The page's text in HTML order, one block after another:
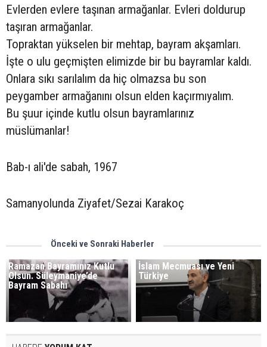
Evlerden evlere taşınan armağanlar. Evleri doldurup
taşıran armağanlar.
Topraktan yükselen bir mehtap, bayram akşamları.
İşte o ulu geçmişten elimizde bir bu bayramlar kaldı.
Onlara sıkı sarılalım da hiç olmazsa bu son
peygamber armağanını olsun elden kaçırmıyalım.
Bu şuur içinde kutlu olsun bayramlarınız
müslümanlar!
Bab-ı ali'de sabah, 1967
Samanyolunda Ziyafet/Sezai Karakoç
Önceki ve Sonraki Haberler
Ramazan Bayramınız Kutlu
Olsun. Süleymaniye’de
Bayram Sabahı
İslam Mecmuası ve Yeni
Türkiye